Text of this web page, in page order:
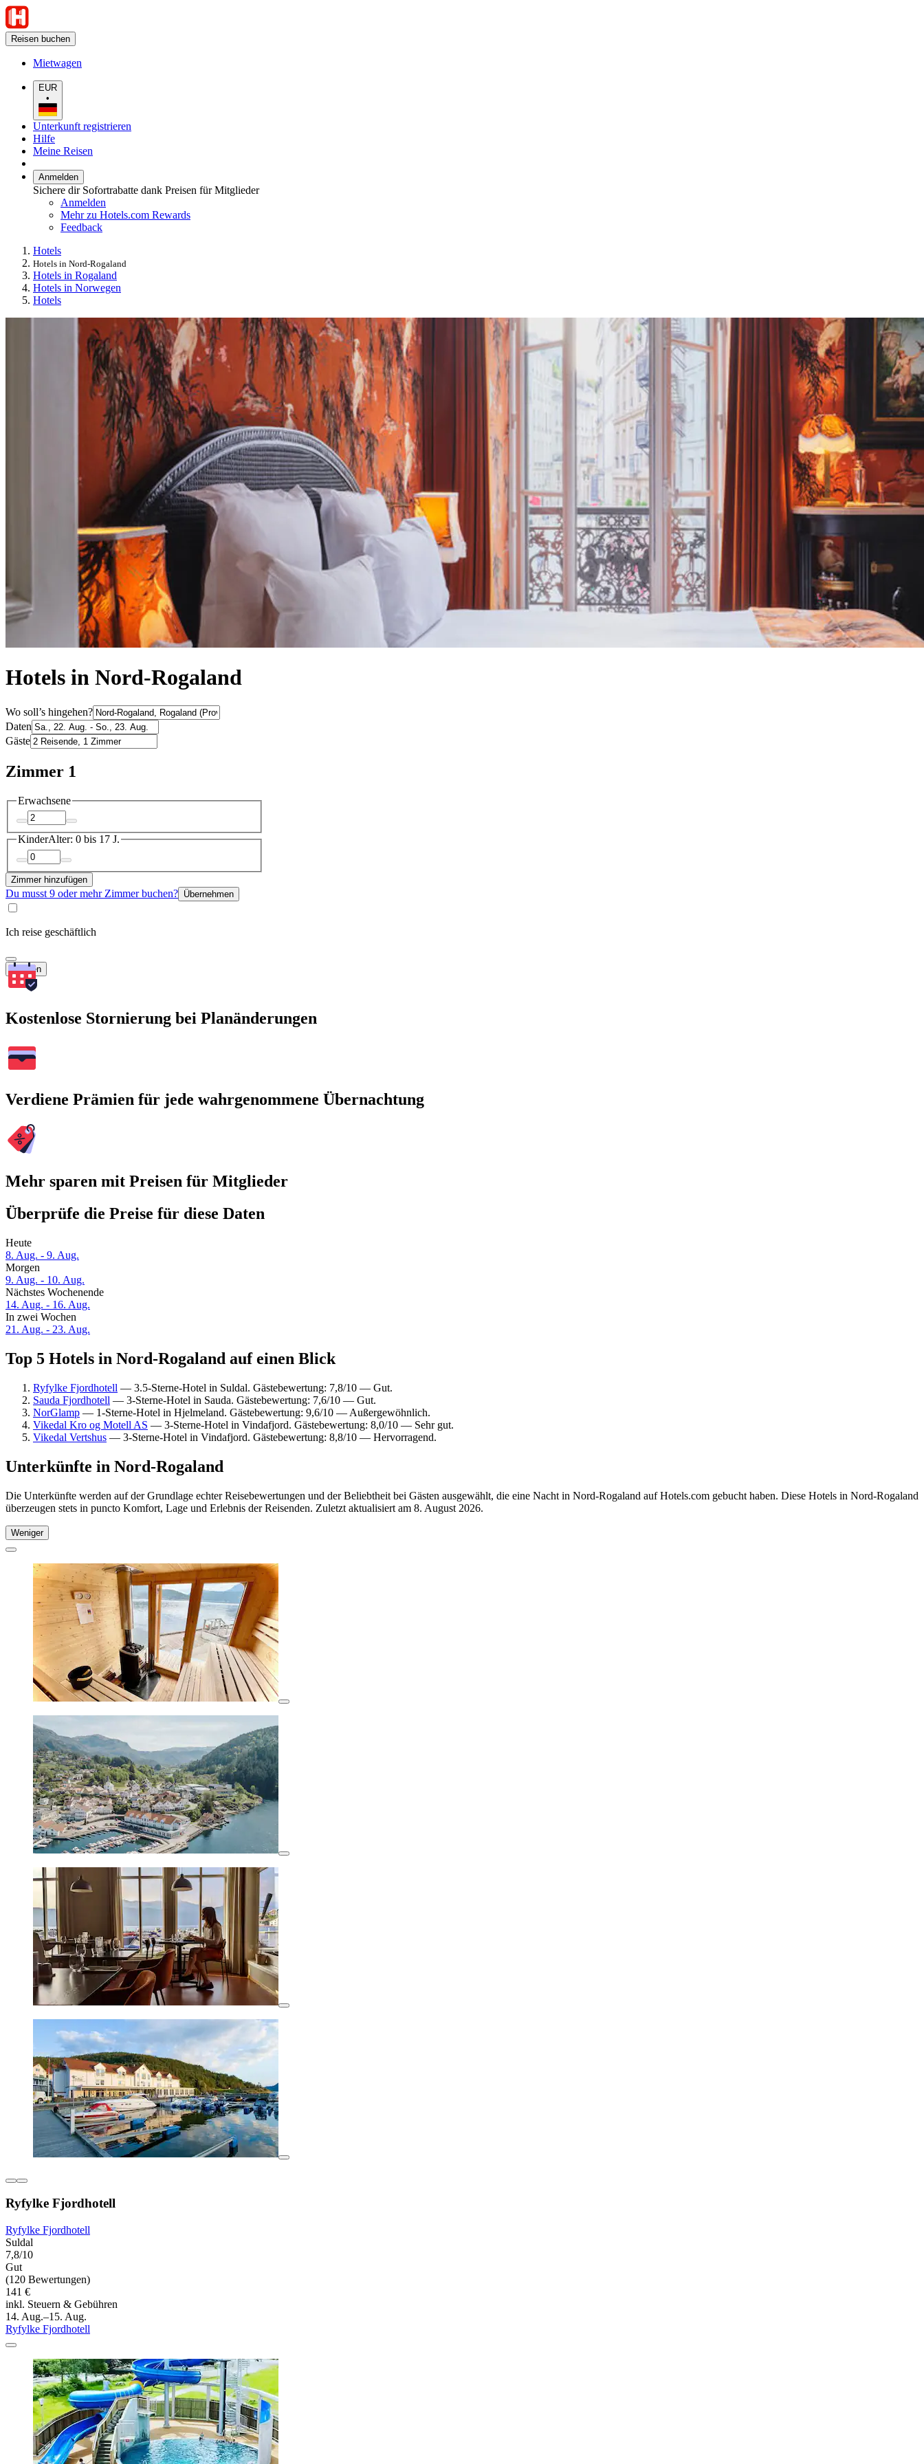
Reisen buchen
Mietwagen
EUR
•
Unterkunft registrieren
Hilfe
Meine Reisen
Anmelden
Sichere dir Sofortrabatte dank Preisen für Mitglieder
Anmelden
Mehr zu Hotels.com Rewards
Feedback
Hotels
Hotels in Nord-Rogaland
Hotels in Rogaland
Hotels in Norwegen
Hotels
Hotels in Nord-Rogaland
Wo soll’s hingehen?
Daten
Gäste
Zimmer 1
Erwachsene
KinderAlter: 0 bis 17 J.
Zimmer hinzufügen
Du musst 9 oder mehr Zimmer buchen? Übernehmen
Ich reise geschäftlich
Suchen
Kostenlose Stornierung bei Planänderungen
Verdiene Prämien für jede wahrgenommene Übernachtung
Mehr sparen mit Preisen für Mitglieder
Überprüfe die Preise für diese Daten
Heute
8. Aug. - 9. Aug.
Morgen
9. Aug. - 10. Aug.
Nächstes Wochenende
14. Aug. - 16. Aug.
In zwei Wochen
21. Aug. - 23. Aug.
Top 5 Hotels in Nord-Rogaland auf einen Blick
Ryfylke Fjordhotell — 3.5-Sterne-Hotel in Suldal. Gästebewertung: 7,8/10 — Gut.
Sauda Fjordhotell — 3-Sterne-Hotel in Sauda. Gästebewertung: 7,6/10 — Gut.
NorGlamp — 1-Sterne-Hotel in Hjelmeland. Gästebewertung: 9,6/10 — Außergewöhnlich.
Vikedal Kro og Motell AS — 3-Sterne-Hotel in Vindafjord. Gästebewertung: 8,0/10 — Sehr gut.
Vikedal Vertshus — 3-Sterne-Hotel in Vindafjord. Gästebewertung: 8,8/10 — Hervorragend.
Unterkünfte in Nord-Rogaland
Die Unterkünfte werden auf der Grundlage echter Reisebewertungen und der Beliebtheit bei Gästen ausgewählt, die eine Nacht in Nord-Rogaland auf Hotels.com gebucht haben. Diese Hotels in Nord-Rogaland
überzeugen stets in puncto Komfort, Lage und Erlebnis der Reisenden. Zuletzt aktualisiert am 8. August 2026.
Weniger
Ryfylke Fjordhotell
Ryfylke Fjordhotell
Suldal
7,8/10
Gut
(120 Bewertungen)
141 €
inkl. Steuern & Gebühren
14. Aug.–15. Aug.
Ryfylke Fjordhotell